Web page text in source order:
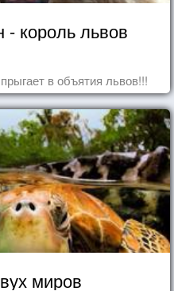
- король львов
в объятия львов!!!
миров